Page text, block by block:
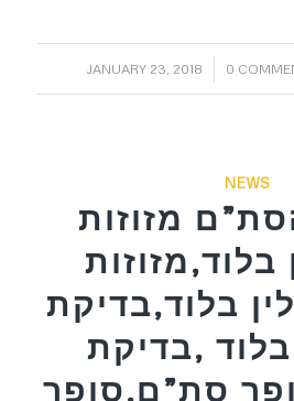
JANUARY 23, 2018
/ 0 /
NEWS
מזוזות
בלוד,מזוזות
בלוד,בדיקת
בלוד ,בדיקת
סת”ם,סופר